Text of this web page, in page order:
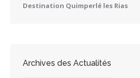
Destination Quimperlé les Rias
Archives des Actualités